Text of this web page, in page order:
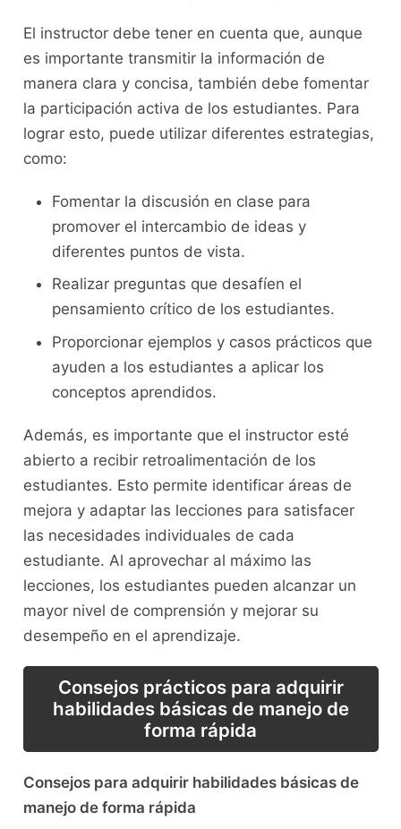
El instructor debe tener en cuenta que, aunque
es importante transmitir la⁢ información de
manera⁣ clara y concisa,​ también debe fomentar
la participación activa de los estudiantes. Para
lograr esto, puede utilizar diferentes estrategias,
como:
Fomentar ‌la discusión en clase para
promover el intercambio de ideas⁢ y‍
diferentes puntos⁤ de vista.
Realizar preguntas que ⁤desafíen el​
pensamiento crítico de los estudiantes.
Proporcionar ejemplos y casos prácticos ‍que
ayuden a ‍los estudiantes a aplicar‍ los
conceptos aprendidos.
Además, es importante que el instructor esté
‌abierto a recibir retroalimentación de los
estudiantes. Esto permite identificar ⁢áreas de
mejora y adaptar ‍las lecciones para satisfacer
las necesidades individuales ⁣de cada
estudiante. Al aprovechar al máximo las‍
lecciones, los estudiantes pueden‌ alcanzar un
mayor nivel de comprensión y mejorar su
desempeño en el aprendizaje.
Consejos prácticos para adquirir​
habilidades básicas de manejo de
forma rápida
Consejos para adquirir⁣ habilidades básicas de
manejo de​ forma rápida